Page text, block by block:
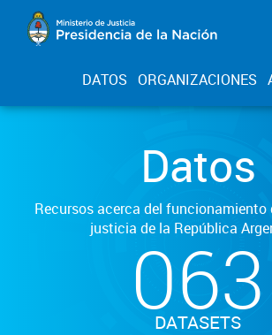
DATOS ORGANIZACIONES
Datos
Recursos acerca del funcionamiento
justicia de la República
063
DATASETS